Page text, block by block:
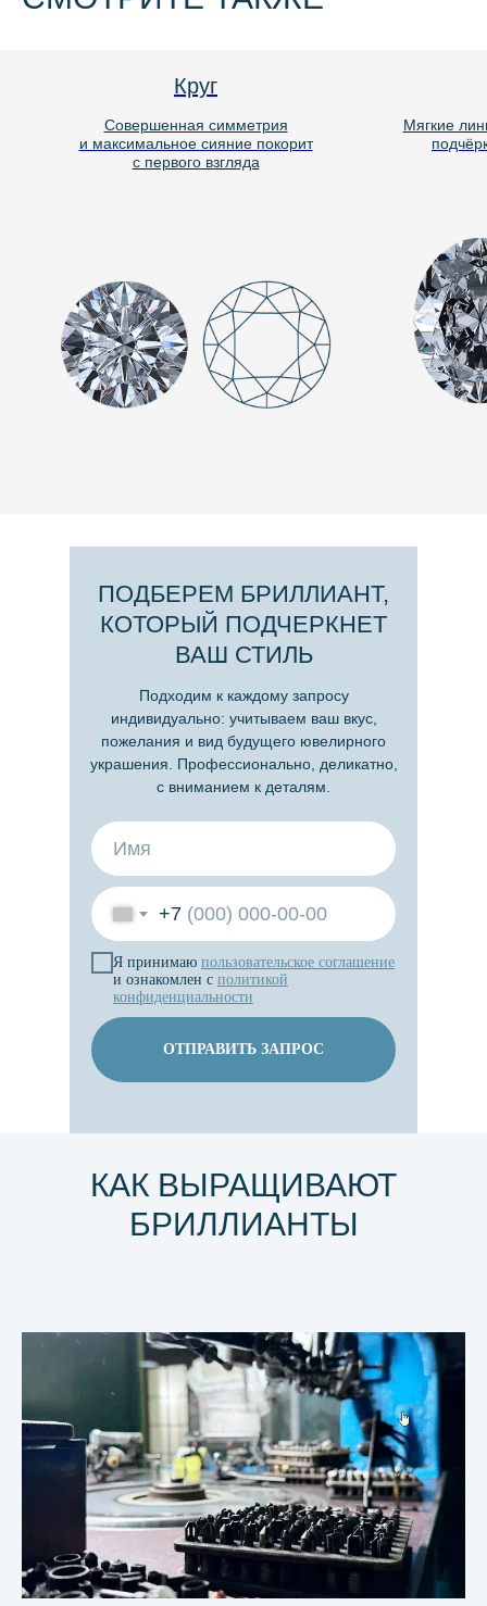
Круг
Совершенная симметрия
и максимальное сияние покорит
с первого взгляда
Мягкие
Подходим к каждому запросу
индивидуально: учитываем ваш вкус,
пожелания и вид будущего ювелирного
украшения. Профессионально, деликатно,
с вниманием к деталям.
ПОДБЕРЕМ БРИЛЛИАНТ,
КОТОРЫЙ ПОДЧЕРКНЕТ
ВАШ СТИЛЬ
+7
Я принимаю пользовательское соглашение
и ознакомлен с политикой
конфиденциальности
ОТПРАВИТЬ ЗАПРОС
КАК ВЫРАЩИВАЮТ
БРИЛЛИАНТЫ